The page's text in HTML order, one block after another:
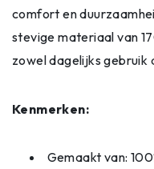
comfort en
stevige materiaal van
zowel dagelijks
Kenmerken:
Gemaakt van: